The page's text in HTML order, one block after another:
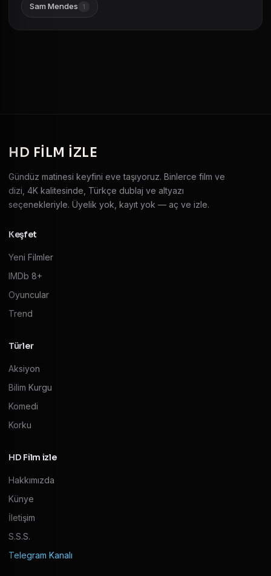
Sam Mendes 1
HD FILM IZLE
Gündüz matinesi keyfini eve taşıyoruz. Binlerce film ve
dizi, 4K kalitesinde, Türkçe dublaj ve altyazı
seçenekleriyle. Üyelik yok, kayıt yok — aç ve izle.
Keşfet
Yeni Filmler
IMDb 8+
Oyuncular
Trend
Türler
Aksiyon
Bilim Kurgu
Komedi
Korku
HD Film izle
Hakkımızda
Künye
İletişim
S.S.S.
Telegram Kanalı